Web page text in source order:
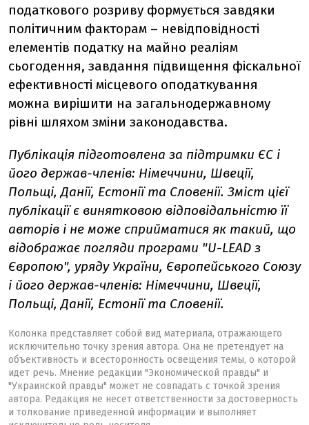
податкового розриву формується завдяки
політичним факторам – невідповідності
елементів податку на майно реаліям
сьогодення, завдання підвищення фіскальної
ефективності місцевого оподаткування
можна вирішити на загальнодержавному
рівні шляхом зміни законодавства.
Публікація підготовлена за підтримки ЄС і
його держав-членів: Німеччини, Швеції,
Польщі, Данії, Естонії та Словенії. Зміст цієї
публікації є винятковою відповідальністю її
авторів і не може сприйматися як такий, що
відображає погляди програми "U-LEAD з
Європою", уряду України, Європейського Союзу
і його держав-членів: Німеччини, Швеції,
Польщі, Данії, Естонії та Словенії.
Колонка представляет собой вид материала, отражающего
исключительно точку зрения автора. Она не претендует на
объективность и всесторонность освещения темы, о которой
идет речь. Мнение редакции "Экономической правды" и
"Украинской правды" может не совпадать с точкой зрения
автора. Редакция не несет ответственности за достоверность
и толкование приведенной информации и выполняет